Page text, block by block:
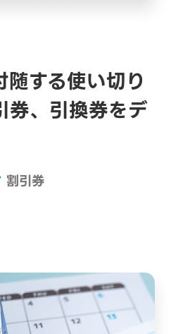
する使い切り
券、引換券をデ
割引券